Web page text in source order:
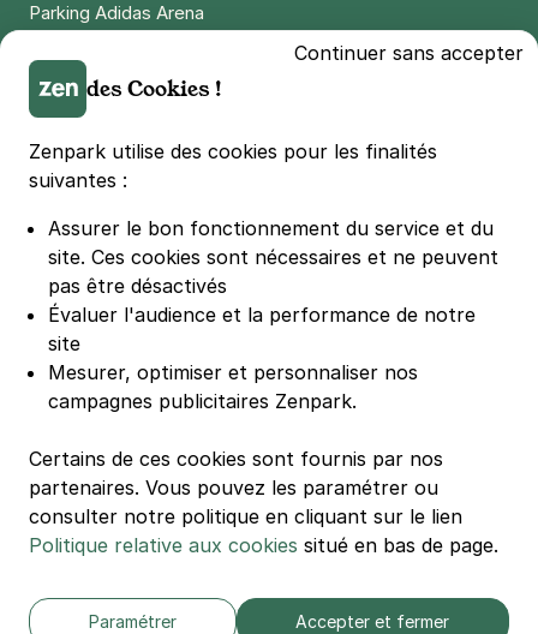
Parking Adidas Arena
Parking LDLC Arena
Parking Stade Pierre Mauroy
Parking Groupama Stadium
Parking Vélodrome
Parking Bercy
Parking La Défense Arena
Parking Les 4 temps
Parking Nation
Parking Porte de Versailles
Parking Lille Grand Palais
Parking Casino Barrière Lille
🌍 Passer de 130 à 110 km/h sur autoroute réduit votre
© Zenpark 2012 - 2026 - Tous droits réservés - Fabriqué avec soin à
Continuer sans accepter
des Cookies !
Zenpark utilise des cookies pour les finalités
suivantes :
Assurer le bon fonctionnement du service et du
site. Ces cookies sont nécessaires et ne peuvent
pas être désactivés
Évaluer l'audience et la performance de notre
site
Mesurer, optimiser et personnaliser nos
campagnes publicitaires Zenpark.
Certains de ces cookies sont fournis par nos
partenaires. Vous pouvez les paramétrer ou
consulter notre politique en cliquant sur le lien
Politique relative aux cookies situé en bas de page.
Paramétrer Accepter et fermer